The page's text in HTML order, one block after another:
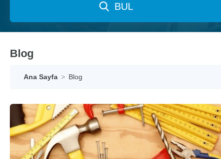
BUL
Blog
Ana Sayfa Blog